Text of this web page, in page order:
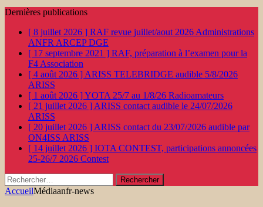
Dernières publications
[ 8 juillet 2026 ] RAF revue juillet/aout 2026 Administrations
ANFR ARCEP DGE
[ 17 septembre 2021 ] RAF, préparation à l’examen pour la
F4 Association
[ 4 août 2026 ] ARISS TELEBRIDGE audible 5/8/2026
ARISS
[ 1 août 2026 ]YOTA 25/7 au 1/8/26 Radioamateurs
[ 21 juillet 2026 ] ARISS contact audible le 24/07/2026
ARISS
[ 20 juillet 2026 ] ARISS contact du 23/07/2026 audible par
ON4ISS ARISS
[ 14 juillet 2026 ] IOTA CONTEST, participations annoncées
25-26/7 2026 Contest
Rechercher :
AccueilMédiaanfr-news